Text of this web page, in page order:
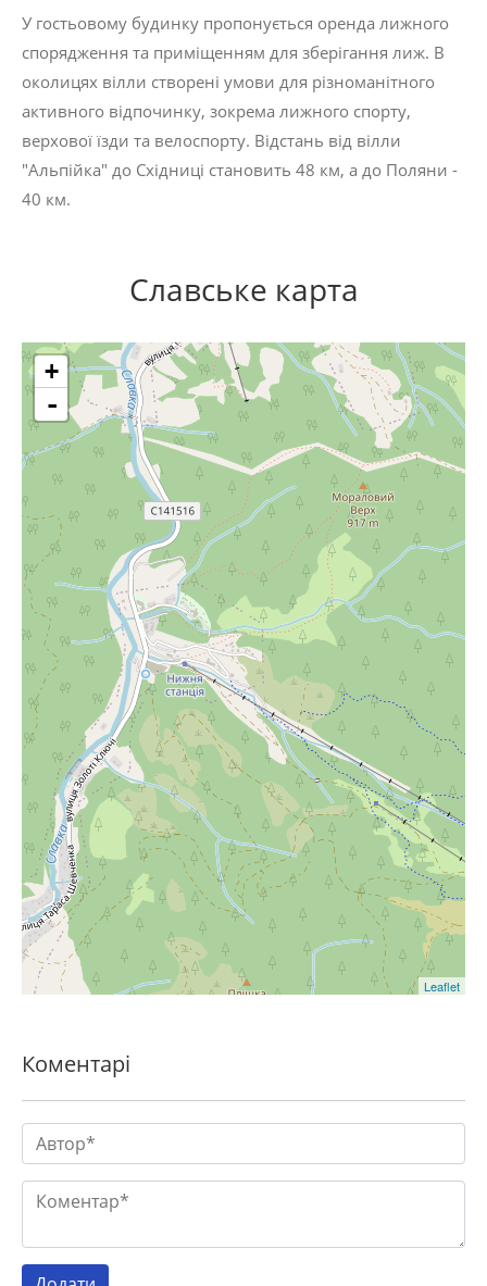
У гостьовому будинку пропонується оренда лижного
спорядження та приміщенням для зберігання лиж. В
околицях вілли створені умови для різноманітного
активного відпочинку, зокрема лижного спорту,
верхової їзди та велоспорту. Відстань від вілли
"Альпійка" до Східниці становить 48 км, а до Поляни -
40 км.
Славське карта
+
-
Leaflet
Коментарі